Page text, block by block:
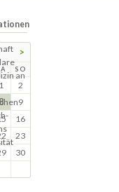
>
SO
1
2
9
16
23
30
an